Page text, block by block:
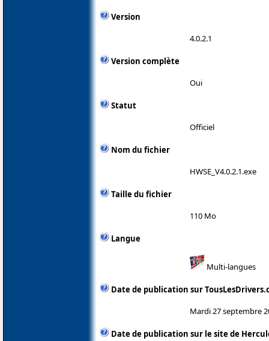
Version
4.0.2.1
Version complète
Oui
Statut
Officiel
Nom du fichier
HWSE_V4.0.2.1.exe
Taille du fichier
110 Mo
Langue
Multi-langues
Date de publication sur
Mardi 27 septembre
Date de publication sur le site de